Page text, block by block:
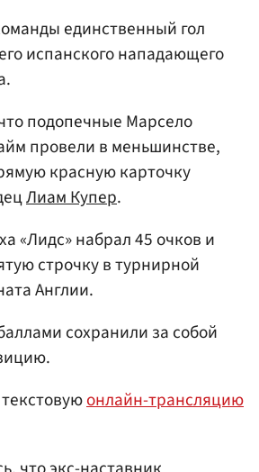
единственный гол
испанского нападающего
подопечные Марсело
провели в меньшинстве,
красную карточку
Лиам Купер.
«Лидс» набрал 45 очков и
строчку в турнирной
Англии.
сохранили за собой
онлайн-трансляцию